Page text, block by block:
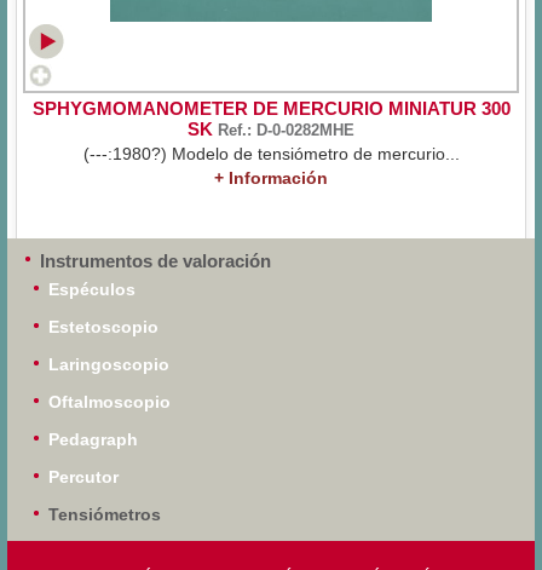
Instrumentos de valoración
Espéculos
Estetoscopio
Laringoscopio
Oftalmoscopio
Pedagraph
Percutor
Tensiómetros
SPHYGMOMANOMETER DE MERCURIO MINIATUR 300
SK Ref.: D-0-0282MHE
(---:1980?) Modelo de tensiómetro de mercurio...
+ Información